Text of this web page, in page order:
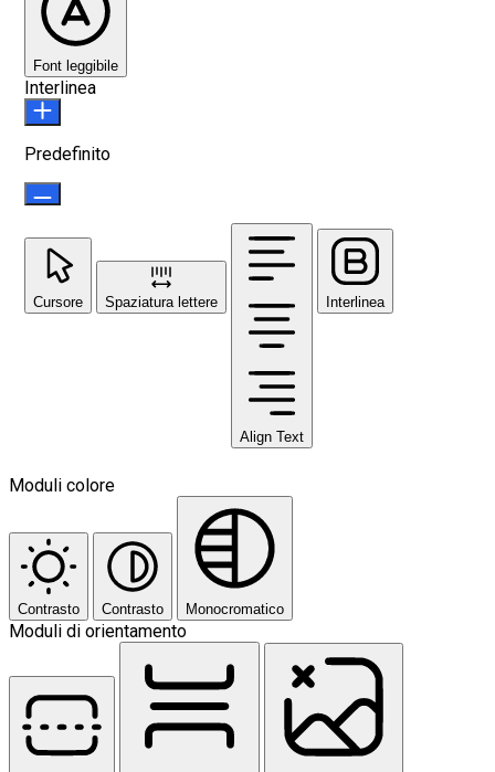
Font leggibile
Interlinea
Predefinito
Cursore Spaziatura lettere
Align Text
Interlinea
Moduli colore
Contrasto Contrasto Monocromatico
Moduli di orientamento